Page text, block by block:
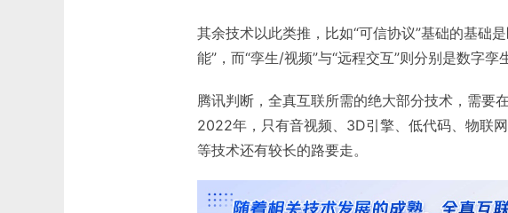
其余技术以此类推，比如“可信协议”基础的基础
能”，而“孪生/视频”与“远程交互”则分别是数字孪
腾讯判断，全真互联所需的绝大部分技术，需要
2022年，只有音视频、3D引擎、低代码、物联
等技术还有较长的路要走。